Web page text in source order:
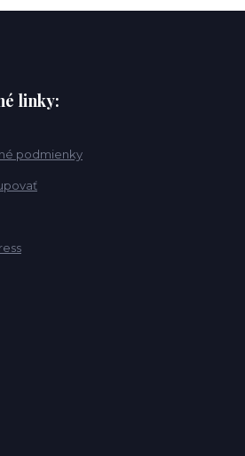
linky:
podmienky